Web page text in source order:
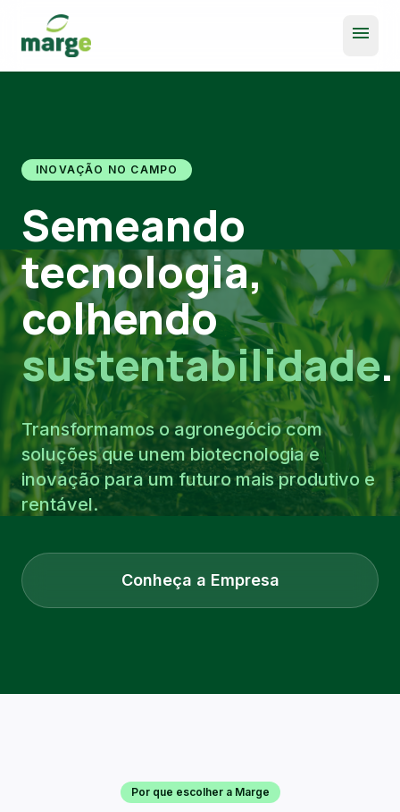
menu
INOVAÇÃO NO CAMPO
Semeando
tecnologia,
colhendo
sustentabilidade.
Transformamos o agronegócio com
soluções que unem biotecnologia e
inovação para um futuro mais produtivo e
rentável.
Conheça a Empresa
Por que escolher a Marge